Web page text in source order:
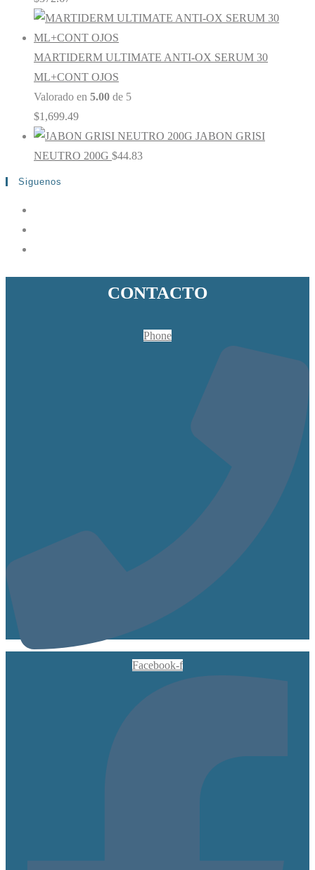
MARTIDERM ULTIMATE ANTI-OX SERUM 30
ML+CONT OJOS
Valorado en 5.00 de 5
$1,699.49
JABON GRISI
NEUTRO 200G $44.83
Siguenos
CONTACTO
Phone
Facebook-f